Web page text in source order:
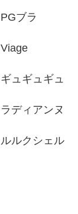
PGブラ
Viage
ギュギュギュ
ラディアンヌ
ルルクシェル